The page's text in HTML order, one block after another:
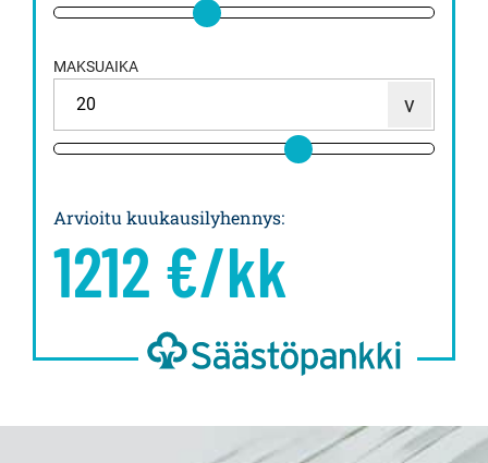
MAKSUAIKA
Arvioitu kuukausilyhennys:
1212 €/kk